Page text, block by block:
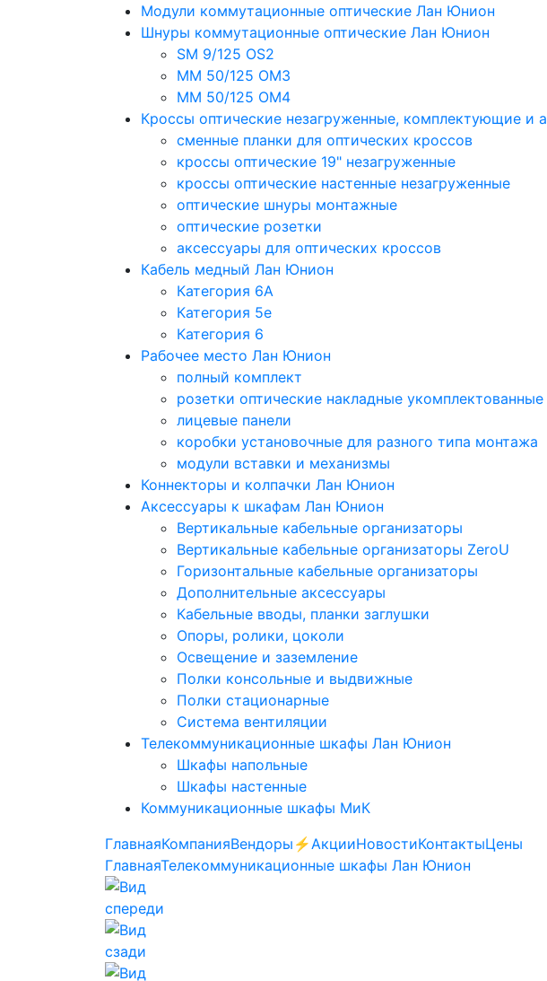
Модули коммутационные оптические Лан Юнион
Шнуры коммутационные оптические Лан Юнион
SM 9/125 OS2
MM 50/125 OM3
MM 50/125 OM4
Кроссы оптические незагруженные, комплектующие и
сменные планки для оптических кроссов
кроссы оптические 19" незагруженные
кроссы оптические настенные незагруженные
оптические шнуры монтажные
оптические розетки
аксессуары для оптических кроссов
Кабель медный Лан Юнион
Категория 6A
Категория 5e
Категория 6
Рабочее место Лан Юнион
полный комплект
розетки оптические накладные укомплектованные
лицевые панели
коробки установочные для разного типа монтажа
модули вставки и механизмы
Коннекторы и колпачки Лан Юнион
Аксессуары к шкафам Лан Юнион
Вертикальные кабельные организаторы
Вертикальные кабельные организаторы ZeroU
Горизонтальные кабельные организаторы
Дополнительные аксессуары
Кабельные вводы, планки заглушки
Опоры, ролики, цоколи
Освещение и заземление
Полки консольные и выдвижные
Полки стационарные
Система вентиляции
Телекоммуникационные шкафы Лан Юнион
Шкафы напольные
Шкафы настенные
Коммуникационные шкафы МиК
ГлавнаяКомпанияВендоры ⚡️АкцииНовостиКонтактыЦены
ГлавнаяТелекоммуникационные шкафы Лан Юнион